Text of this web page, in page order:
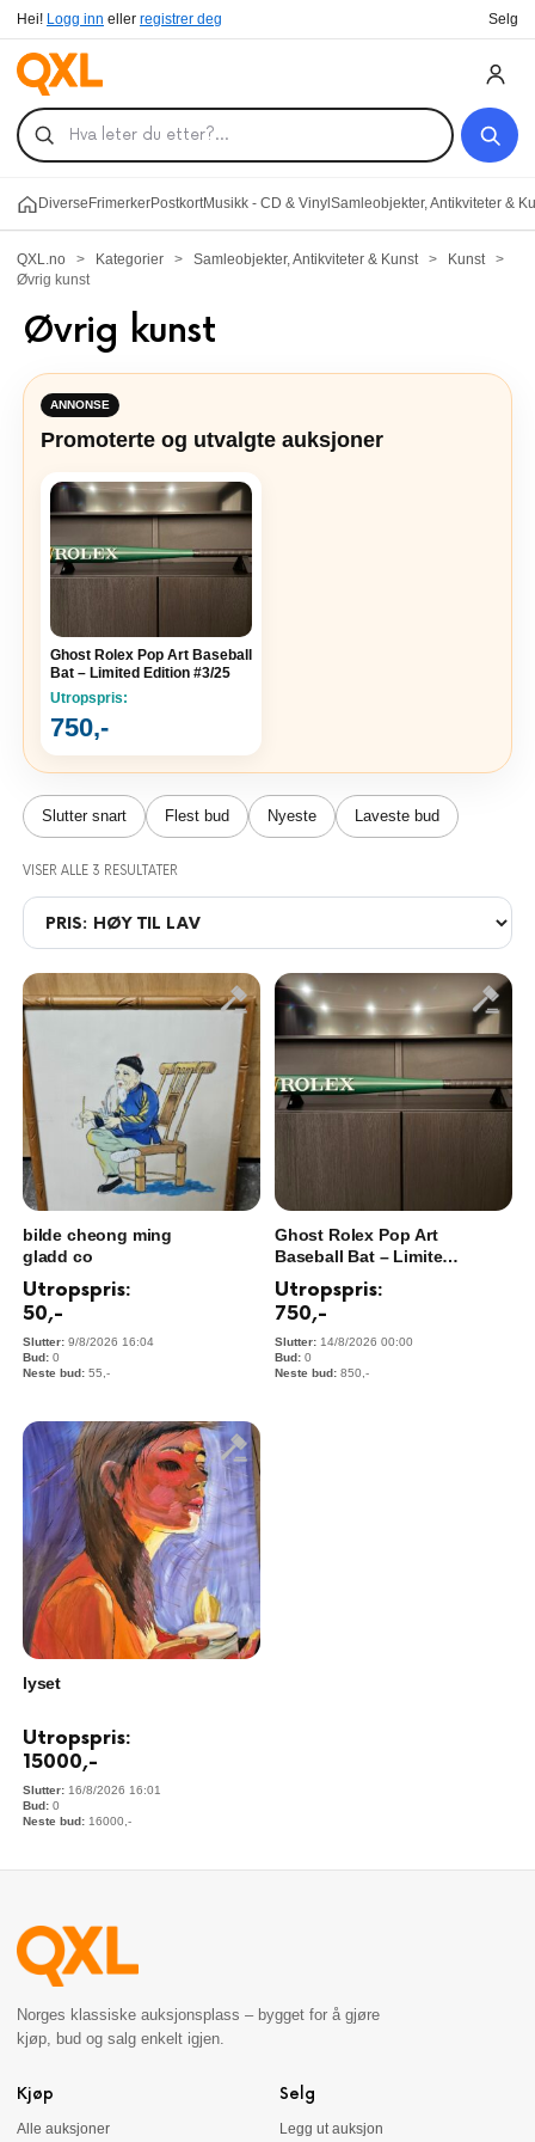
Hei! Logg inn eller registrer deg Selg
Diverse FrimerkerPostkortMusikk - CD & Vinyl Samleobjekter, Antikviteter &
QXL.no > Kategorier > Samleobjekter, Antikviteter & Kunst > Kunst
>
Øvrig kunst
Øvrig kunst
ANNONSE
Promoterte og utvalgte auksjoner
Ghost Rolex Pop Art Baseball
Bat – Limited Edition #3/25
Utropspris:
750,-
Slutter snart Flest bud Nyeste Laveste bud
VISER ALLE 3 RESULTATER
bilde cheong ming
gladd co
Utropspris:
50,-
9/8/2026 16:04
0
55 ,-
Ghost Rolex Pop Art
Baseball Bat – Limited
Edition #3/25
Utropspris:
750,-
14/8/2026 00:00
0
850 ,-
lyset
Utropspris:
15000,-
16/8/2026 16:01
0
16000 ,-
Norges klassiske auksjonsplass – bygget for å gjøre
kjøp, bud og salg enkelt igjen.
Kjøp
Alle auksjoner
Selg
Legg ut auksjon